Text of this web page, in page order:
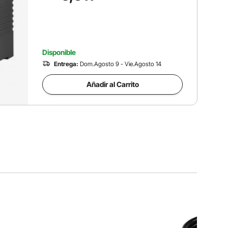
Incluidas), para Banquetes
Disponible
Entrega: Dom.Agosto 9 - Vie.Agosto 14
Añadir al Carrito